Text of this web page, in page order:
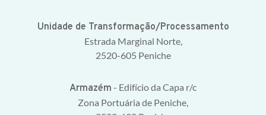
Unidade de Transformação/Processamento
Estrada Marginal Norte,
2520-605 Peniche
Armazém - Edifício da Capa r/c
Zona Portuária de Peniche,